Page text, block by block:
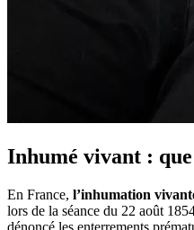
Inhumé vivant :
En France, l’inhumation
lors de la séance du 22 août
dénoncé les enterrements